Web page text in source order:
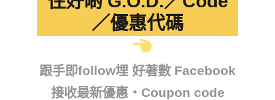
／優惠代碼
跟手即follow埋 好著數 Facebook
接收最新優惠・Coupon code